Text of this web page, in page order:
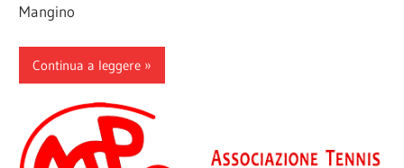
Mangino
Continua a leggere